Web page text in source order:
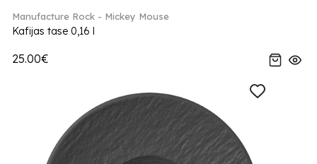
Manufacture Rock - Mickey Mouse
Kafijas tase 0,16 l
25.00€